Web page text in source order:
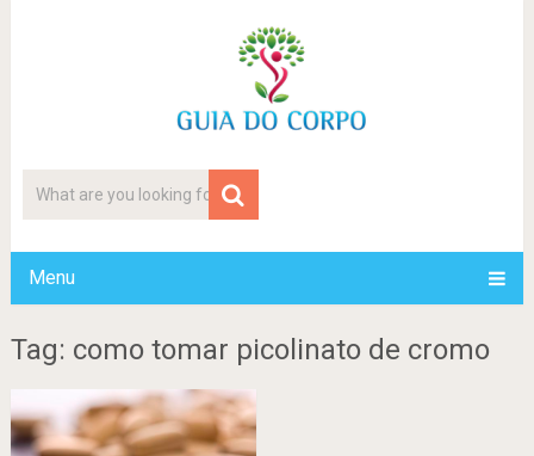
Menu
Tag: como tomar picolinato de cromo